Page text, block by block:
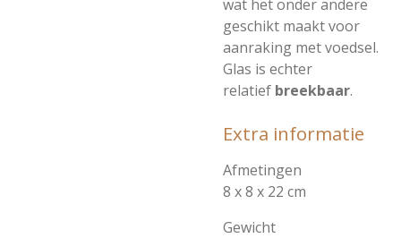
wat het onder andere
geschikt maakt voor
aanraking met voedsel.
Glas is echter
relatief breekbaar.
Extra informatie
Afmetingen
8 x 8 x 22 cm
Gewicht